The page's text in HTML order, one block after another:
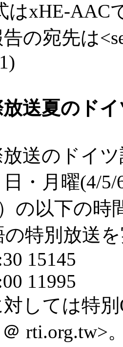
はxHE-AAC
の宛先は
送夏のド
送のドイ
・月曜(4/5/
の以下の
特別放送
15145
11995
しては特
＠